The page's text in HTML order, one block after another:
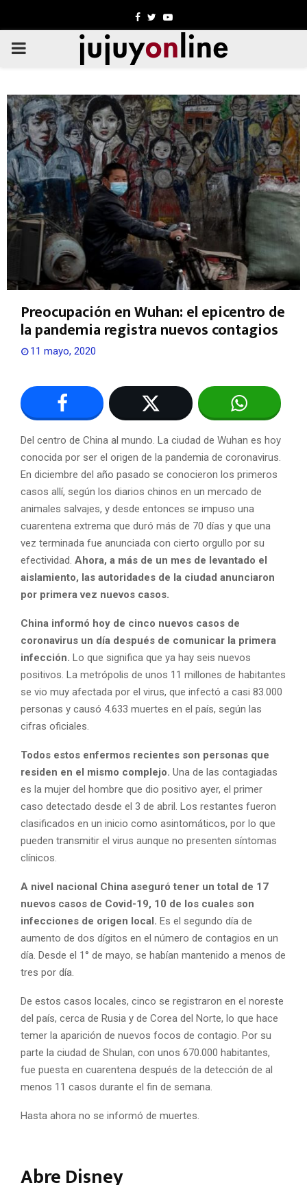
Facebook
TwitterYoutube
PRIMARY
Preocupación en Wuhan: el epicentro de
la pandemia registra nuevos contagios
11 mayo, 2020
Del centro de China al mundo. La ciudad de Wuhan es hoy
conocida por ser el origen de la pandemia de coronavirus.
En diciembre del año pasado se conocieron los primeros
casos allí, según los diarios chinos en un mercado de
animales salvajes, y desde entonces se impuso una
cuarentena extrema que duró más de 70 días y que una
vez terminada fue anunciada con cierto orgullo por su
efectividad. Ahora, a más de un mes de levantado el
aislamiento, las autoridades de la ciudad anunciaron
por primera vez nuevos casos.
China informó hoy de cinco nuevos casos de
coronavirus un día después de comunicar la primera
infección. Lo que significa que ya hay seis nuevos
positivos. La metrópolis de unos 11 millones de habitantes
se vio muy afectada por el virus, que infectó a casi 83.000
personas y causó 4.633 muertes en el país, según las
cifras oficiales.
Todos estos enfermos recientes son personas que
residen en el mismo complejo. Una de las contagiadas
es la mujer del hombre que dio positivo ayer, el primer
caso detectado desde el 3 de abril. Los restantes fueron
clasificados en un inicio como asintomáticos, por lo que
pueden transmitir el virus aunque no presenten síntomas
clínicos.
A nivel nacional China aseguró tener un total de 17
nuevos casos de Covid-19, 10 de los cuales son
infecciones de origen local. Es el segundo día de
aumento de dos dígitos en el número de contagios en un
día. Desde el 1° de mayo, se habían mantenido a menos de
tres por día.
De estos casos locales, cinco se registraron en el noreste
del país, cerca de Rusia y de Corea del Norte, lo que hace
temer la aparición de nuevos focos de contagio. Por su
parte la ciudad de Shulan, con unos 670.000 habitantes,
fue puesta en cuarentena después de la detección de al
menos 11 casos durante el fin de semana.
Hasta ahora no se informó de muertes.
Abre Disney